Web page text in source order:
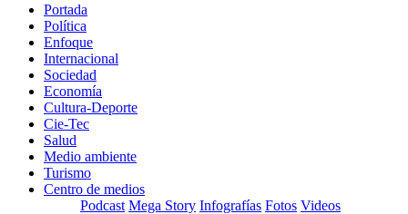
Portada
Política
Enfoque
Internacional
Sociedad
Economía
Cultura-Deporte
Cie-Tec
Salud
Medio ambiente
Turismo
Centro de medios
Podcast Mega Story Infografías Fotos Videos